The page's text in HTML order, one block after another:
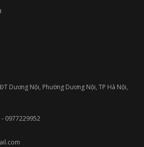
Dương Nội, Phường Dương Nội, TP Hà Nội,
0977229952